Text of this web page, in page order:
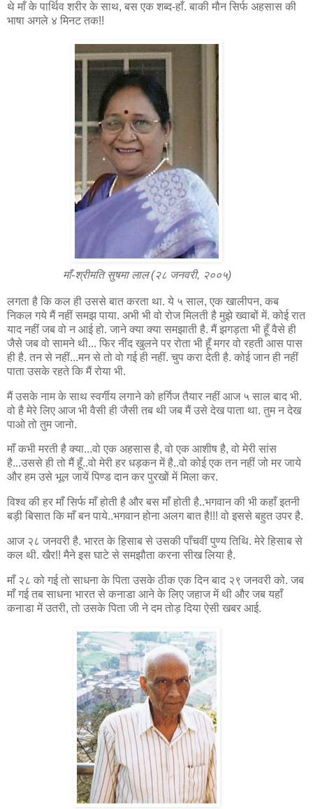
थे माँ के पार्थिव शरीर के साथ, बस एक शब्द-हाँ. बाकी मौन सिर्फ अहसास की
भाषा अगले ४ मिनट तक!!
माँ-श्रीमति सुषमा लाल (२८ जनवरी, २००५)
लगता है कि कल ही उससे बात करता था. ये ५ साल, एक खालीपन, कब
निकल गये मैं नहीं समझ पाया. अभी भी वो रोज मिलती है मुझे ख्वाबों में. कोई रात
याद नहीं जब वो न आई हो. जाने क्या क्या समझाती है. मैं झगड़ता भी हूँ वैसे ही
जैसे जब वो सामने थी... फिर नींद खुलने पर रोता भी हूँ मगर वो रहती आस पास
ही है. तन से नहीं...मन से तो वो गई ही नहीं. चुप करा देती है. कोई जान ही नहीं
पाता उसके रहते कि मैं रोया भी.
मैं उसके नाम के साथ स्वर्गीय लगाने को हर्गिज तैयार नहीं आज ५ साल बाद भी.
वो है मेरे लिए आज भी वैसी ही जैसी तब थी जब मैं उसे देख पाता था. तुम न देख
पाओ तो तुम जानो.
माँ कभी मरती है क्या...वो एक अहसास है, वो एक आशीष है, वो मेरी सांस
है...उससे ही तो मैं हूँ..वो मेरी हर धड़कन में है..वो कोई एक तन नहीं जो मर जाये
और हम उसे भूल जायें पिण्ड दान कर पुरखों में मिला कर.
विश्व की हर माँ सिर्फ माँ होती है और बस माँ होती है..भगवान की भी कहाँ इतनी
बड़ी बिसात कि माँ बन पाये..भगवान होना अलग बात है!!! वो इससे बहुत उपर है.
आज २८ जनवरी है. भारत के हिसाब से उसकी पाँचवीं पुण्य तिथि. मेरे हिसाब से
कल थी. खैर!! मैने इस घाटे से समझौता करना सीख लिया है.
माँ २८ को गई तो साधना के पिता उसके ठीक एक दिन बाद २९ जनवरी को. जब
माँ गई तब साधना भारत से कनाडा आने के लिए जहाज में थी और जब यहाँ
कनाडा में उतरी, तो उसके पिता जी ने दम तोड़ दिया ऐसी खबर आई.